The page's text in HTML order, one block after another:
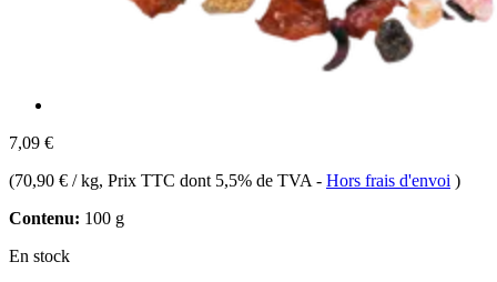
7,09 €
(70,90 € / kg, Prix TTC dont 5,5% de TVA - Hors frais d'envoi )
Contenu: 100 g
En stock